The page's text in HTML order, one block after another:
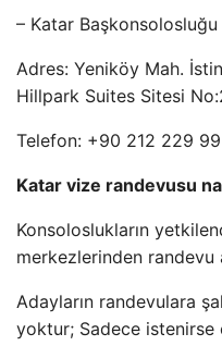
– Katar
Adres: Yeniköy Mah.
Hillpark Suites Sitesi
Telefon: +90 212 229
Katar vize randevusu
Konsoloslukların
merkezlerinden randevu
Adayların randevulara
yoktur; Sadece istenirse